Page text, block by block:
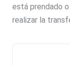
está prendado
realizar la